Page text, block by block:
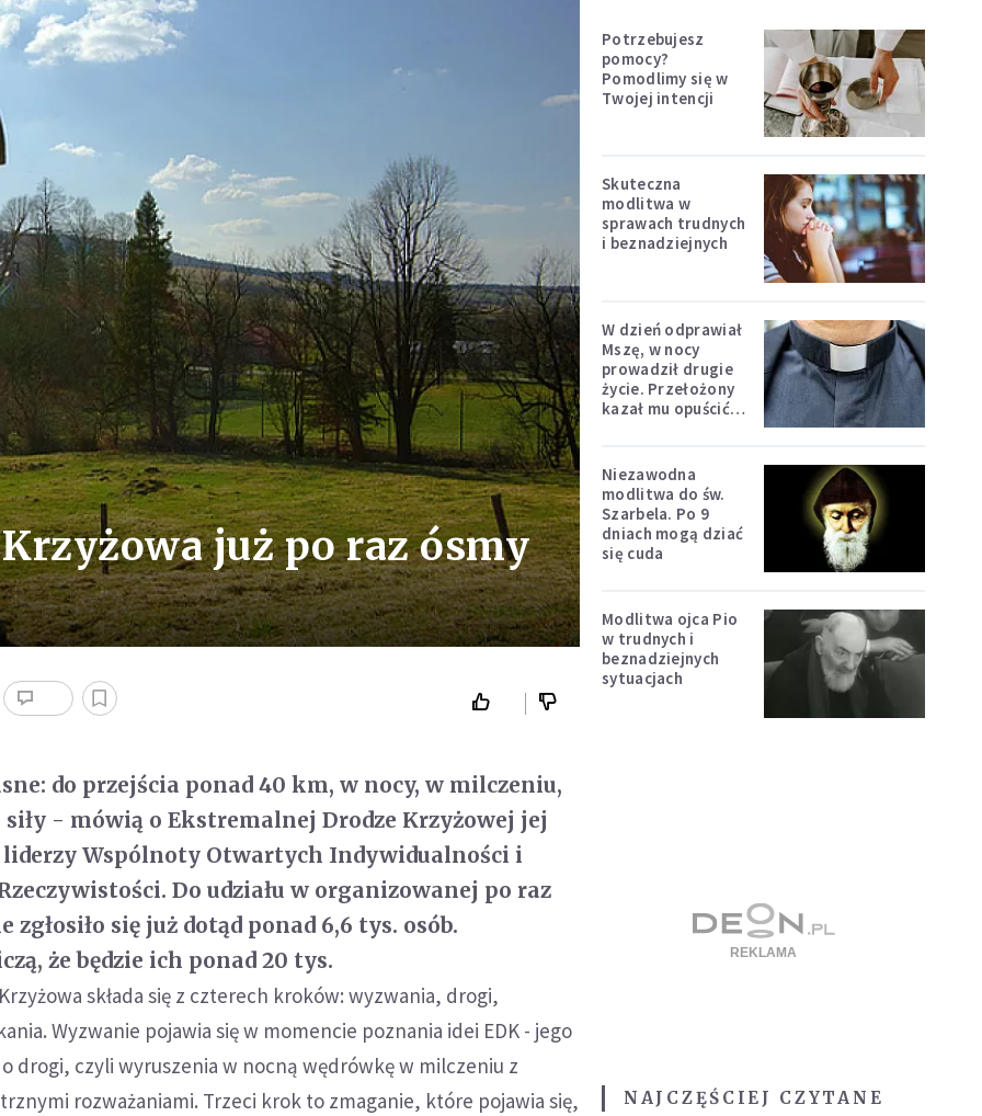
już po raz ósmy
do przejścia ponad 40 km, w nocy, w milczeniu,
siły - mówią o Ekstremalnej Drodze Krzyżowej jej
Wspólnoty Otwartych Indywidualności i
Do udziału w organizowanej po raz
się już dotąd ponad 6,6 tys. osób.
że będzie ich ponad 20 tys.
składa się z czterech kroków: wyzwania, drogi,
Wyzwanie pojawia się w momencie poznania idei EDK - jego
drogi, czyli wyruszenia w nocną wędrówkę w milczeniu z
rozważaniami. Trzeci krok to zmaganie, które pojawia się,
Potrzebujesz
pomocy?
Pomodlimy się w
Twojej intencji
Skuteczna
modlitwa w
sprawach trudnych
i beznadziejnych
W dzień odprawiał
Mszę, w nocy
prowadził drugie
życie. Przełożony
kazał mu opuścić
Niezawodna
modlitwa do św.
Szarbela. Po 9
dniach mogą dziać
się cuda
Modlitwa ojca Pio
w trudnych i
beznadziejnych
sytuacjach
NAJCZĘŚCIEJ CZYTANE